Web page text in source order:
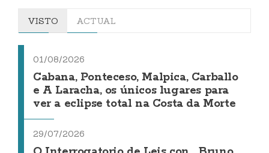
VISTO ACTUAL
01/08/2026
Cabana, Ponteceso, Malpica, Carballo
e A Laracha, os únicos lugares para
ver a eclipse total na Costa da Morte
29/07/2026